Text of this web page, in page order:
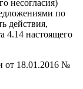
несогласия)
по
действия,
4.14 настоящего
от 18.01.2016 №